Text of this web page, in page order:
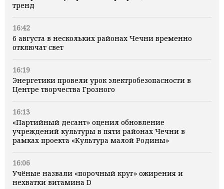
тренд
16:42
6 августа в нескольких районах Чечни временно
отключат свет
16:19
Энергетики провели урок электробезопасности в
Центре творчества Грозного
16:13
«Партийный десант» оценил обновление
учреждений культуры в пяти районах Чечни в
рамках проекта «Культура малой Родины»
16:06
Учёные назвали «порочный круг» ожирения и
нехватки витамина D